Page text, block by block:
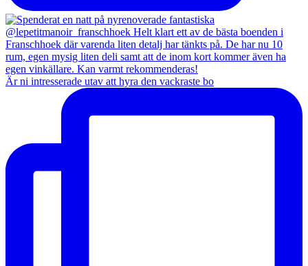
Är ni intresserade utav att hyra den vackraste bo